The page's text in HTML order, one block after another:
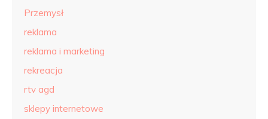
Przemysł
reklama
reklama i marketing
rekreacja
rtv agd
sklepy internetowe